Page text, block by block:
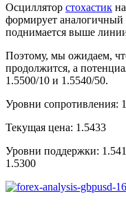
Осциллятор стохастик
формирует аналогичный
поднимается выше
Поэтому, мы ожидаем,
продолжится, а
1.5500/10 и 1.5540/50.
Уровни сопротивления:
Текущая цена: 1.5433
Уровни поддержки:
1.5300